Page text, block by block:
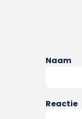
Naam
Reactie